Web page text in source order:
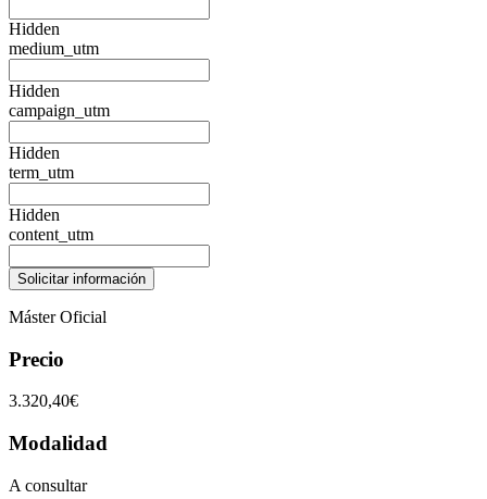
Hidden
medium_utm
Hidden
campaign_utm
Hidden
term_utm
Hidden
content_utm
Máster Oficial
Precio
3.320,40€
Modalidad
A consultar